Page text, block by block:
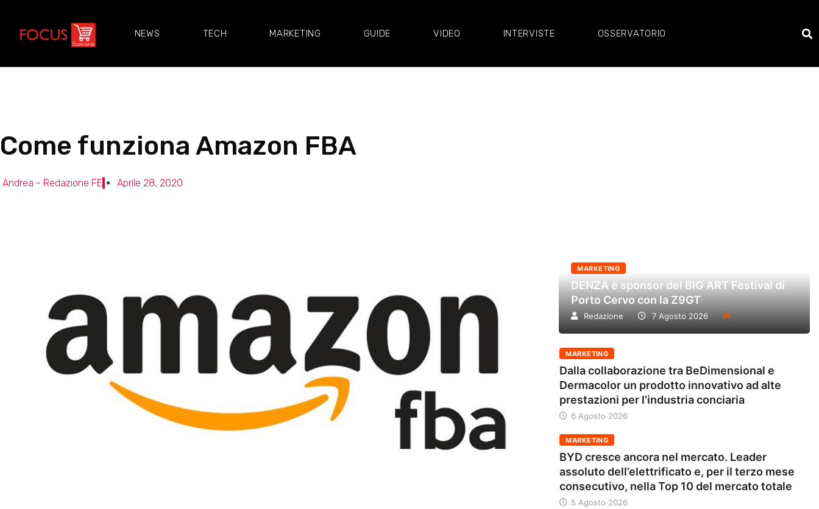
NEWS TECH MARKETING GUIDE VIDEO INTERVISTE OSSERVATORIO
Come funziona Amazon FBA
Andrea - Redazione FE Aprile 28, 2020
MARKETING
DENZA è sponsor del BIG ART Festival di
Porto Cervo con la Z9GT
Redazione 7 Agosto 2026
MARKETING
Dalla collaborazione tra BeDimensional e
Dermacolor un prodotto innovativo ad alte
prestazioni per l’industria conciaria
6 Agosto 2026
MARKETING
BYD cresce ancora nel mercato. Leader
assoluto dell’elettrificato e, per il terzo mese
consecutivo, nella Top 10 del mercato totale
5 Agosto 2026